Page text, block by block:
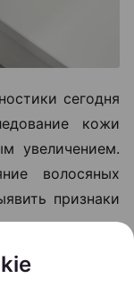
сегодня
кожи
увеличением.
волосяных
признаки